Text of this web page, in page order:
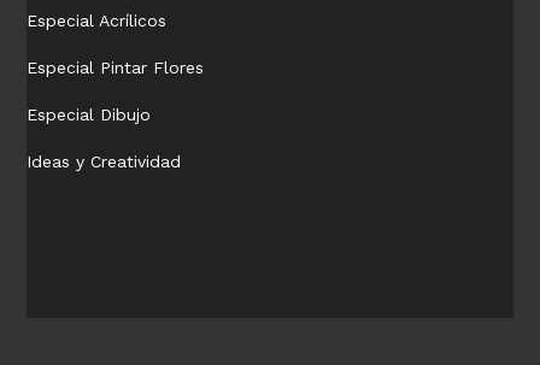
Especial Acrílicos
Especial Pintar Flores
Especial Dibujo
Ideas y Creatividad